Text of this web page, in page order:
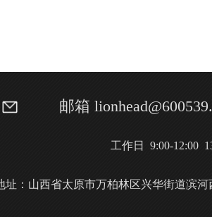
邮箱
工作日 9:00-12:00
址：山西省太原市万柏林区兴华街道滨河